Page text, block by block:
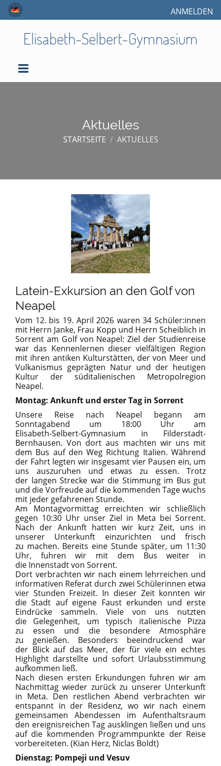
ANMELDEN
Elisabeth-Selbert-Gymnasium
Aktuelles
STARTSEITE / AKTUELLES
Latein-Exkursion an den Golf von
Neapel
Vom 12. bis 19. April 2026 waren 34 Schüler:innen
mit Herrn Janke, Frau Kopp und Herrn Scheiblich in
Sorrent am Golf von Neapel: Ziel der Studienreise
war das Kennenlernen dieser vielfältigen Region
mit ihren antiken Kulturstätten, der von Meer und
Vulkanismus geprägten Natur und der heutigen
Kultur der süditalienischen Metropolregion
Neapel.
Montag: Ankunft und erster Tag in Sorrent
Unsere Reise nach Neapel begann am
Sonntagabend um 18:00 Uhr am
Elisabeth‑Selbert‑Gymnasium in Filderstadt-
Bernhausen. Von dort aus machten wir uns mit
dem Bus auf den Weg Richtung Italien. Während
der Fahrt legten wir insgesamt vier Pausen ein, um
uns auszuruhen und etwas zu essen. Trotz
der langen Strecke war die Stimmung im Bus gut
und die Vorfreude auf die kommenden Tage wuchs
mit jeder gefahrenen Stunde.
Am Montagvormittag erreichten wir schließlich
gegen 10:30 Uhr unser Ziel in Meta bei Sorrent.
Nach der Ankunft hatten wir kurz Zeit, uns in
unserer Unterkunft einzurichten und frisch
zu machen. Bereits eine Stunde später, um 11:30
Uhr, fuhren wir mit dem Bus weiter in
die Innenstadt von Sorrent.
Dort verbrachten wir nach einem lehrreichen und
informativen Referat durch zwei Schülerinnen etwa
vier Stunden Freizeit. In dieser Zeit konnten wir
die Stadt auf eigene Faust erkunden und erste
Eindrücke sammeln. Viele von uns nutzten
die Gelegenheit, um typisch italienische Pizza
zu essen und die besondere Atmosphäre
zu genießen. Besonders beeindruckend war
der Blick auf das Meer, der für viele ein echtes
Highlight darstellte und sofort Urlaubsstimmung
aufkommen ließ.
Nach diesen ersten Erkundungen fuhren wir am
Nachmittag wieder zurück zu unserer Unterkunft
in Meta. Den restlichen Abend verbrachten wir
entspannt in der Residenz, wo wir nach einem
gemeinsamen Abendessen im Aufenthaltsraum
den ereignisreichen Tag ausklingen ließen und uns
auf die kommenden Programmpunkte der Reise
vorbereiteten. (Kian Herz, Niclas Boldt)
Dienstag: Pompeji und Vesuv